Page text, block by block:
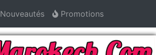
Nouveautés Promotions